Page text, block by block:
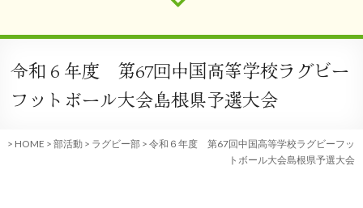
令和６年度 第67回中国高等学校ラグビー
フットボール大会島根県予選大会
> HOME > 部活動 > ラグビー部 > 令和６年度 第67回中国高等学校ラグビーフッ
トボール大会島根県予選大会